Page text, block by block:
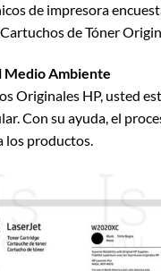
de impresora
de Tóner
Medio Ambiente
Originales HP, usted
Con su ayuda, el
los productos.